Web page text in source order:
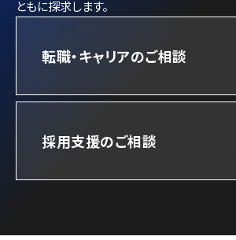
ともに探求します。
転職・キャリアのご相談
採用支援のご相談